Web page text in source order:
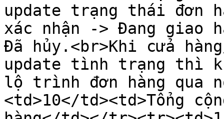
update trạng thái đơn
xác nhận -> Đang giao
Đã hủy.<br>Khi cửa
update tình trạng thì
lộ trình đơn hàng qua
<td>10</td><td>Tổng